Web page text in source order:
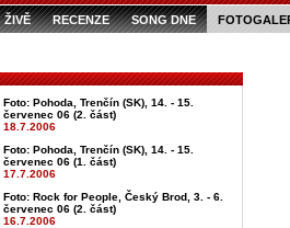
ŽIVĚ RECENZE SONG DNE
Foto: Pohoda, Trenčín (SK), 14. - 15.
červenec 06 (2. část)
18.7.2006
Foto: Pohoda, Trenčín (SK), 14. - 15.
červenec 06 (1. část)
17.7.2006
Foto: Rock for People, Český Brod, 3. - 6.
červenec 06 (2. část)
16.7.2006